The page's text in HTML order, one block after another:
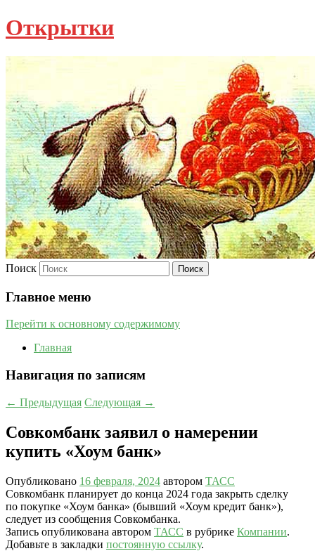
Открытки
Поиск
Главное меню
Перейти к основному содержимому
Главная
Навигация по записям
← Предыдущая Следующая →
Совкомбанк заявил о намерении
купить «Хоум банк»
Опубликовано 16 февраля, 2024 автором ТАСС
Совкомбанк планирует до конца 2024 года закрыть сделку
по покупке «Хоум банка» (бывший «Хоум кредит банк»),
следует из сообщения Совкомбанка.
Запись опубликована автором ТАСС в рубрике Компании.
Добавьте в закладки постоянную ссылку.